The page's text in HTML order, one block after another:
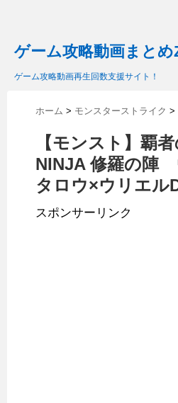
ゲーム攻略動画まとめ
ゲーム攻略動画再生回数支援サイト！
ホーム > モンスターストライク >
【モンスト】覇
NINJA 修羅の陣
タロウ×ウリエル
スポンサーリンク